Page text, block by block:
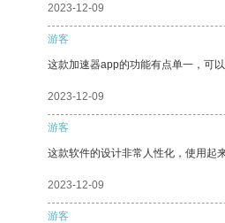
2023-12-09
游客
这款加速器app的功能有点单一，可
2023-12-09
游客
这款软件的设计非常人性化，使用起
2023-12-09
游客